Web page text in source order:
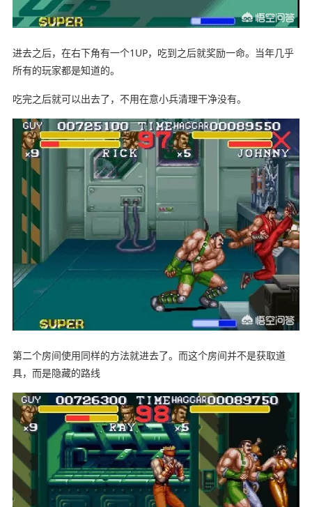
进去之后，在右下角有一个1UP，吃到之后就奖励一命。当年几乎
所有的玩家都是知道的。
吃完之后就可以出去了，不用在意小兵清理干净没有。
第二个房间使用同样的方法就进去了。而这个房间并不是获取道
具，而是隐藏的路线